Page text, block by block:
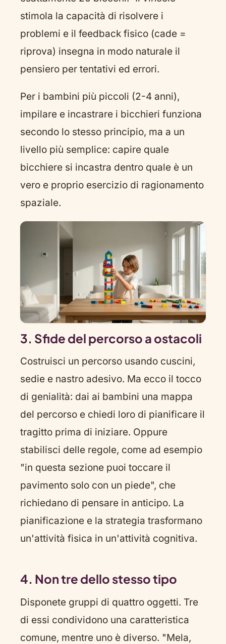
stimola la capacità di risolvere i
problemi e il feedback fisico (cade =
riprova) insegna in modo naturale il
pensiero per tentativi ed errori.
Per i bambini più piccoli (2-4 anni),
impilare e incastrare i bicchieri funziona
secondo lo stesso principio, ma a un
livello più semplice: capire quale
bicchiere si incastra dentro quale è un
vero e proprio esercizio di ragionamento
spaziale.
3. Sfide del percorso a ostacoli
Costruisci un percorso usando cuscini,
sedie e nastro adesivo. Ma ecco il tocco
di genialità: dai ai bambini una mappa
del percorso e chiedi loro di pianificare il
tragitto prima di iniziare. Oppure
stabilisci delle regole, come ad esempio
"in questa sezione puoi toccare il
pavimento solo con un piede", che
richiedano di pensare in anticipo. La
pianificazione e la strategia trasformano
un'attività fisica in un'attività cognitiva.
4. Non tre dello stesso tipo
Disponete gruppi di quattro oggetti. Tre
di essi condividono una caratteristica
comune, mentre uno è diverso. "Mela,